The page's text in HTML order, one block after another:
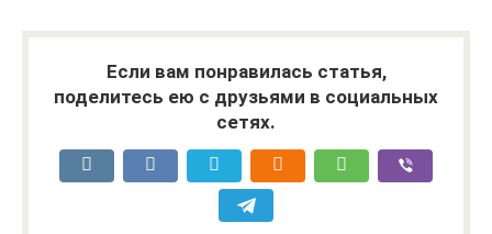
Если вам понравилась статья,
поделитесь ею с друзьями в социальных
сетях.